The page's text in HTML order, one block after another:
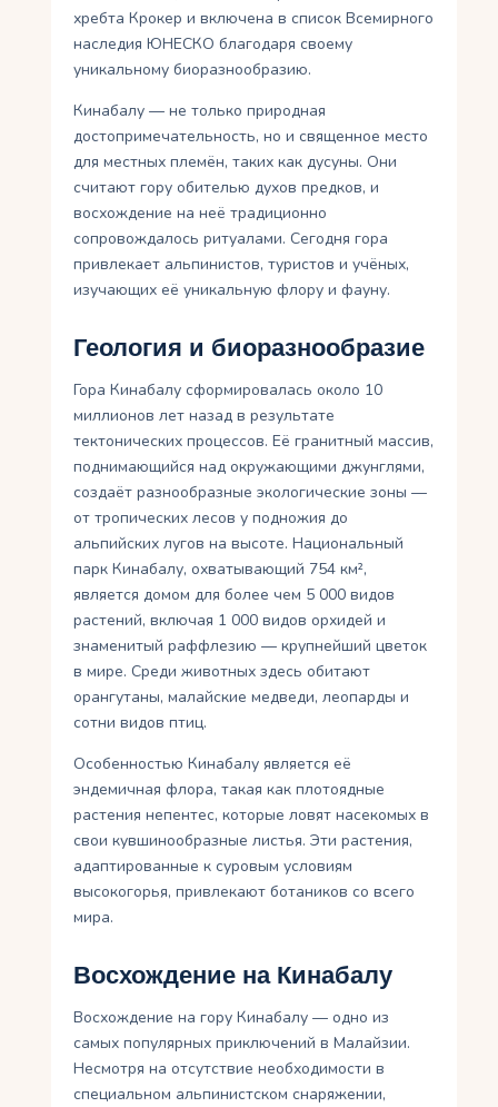
хребта Крокер и включена в список Всемирного
наследия ЮНЕСКО благодаря своему
уникальному биоразнообразию.
Кинабалу — не только природная
достопримечательность, но и священное место
для местных племён, таких как дусуны. Они
считают гору обителью духов предков, и
восхождение на неё традиционно
сопровождалось ритуалами. Сегодня гора
привлекает альпинистов, туристов и учёных,
изучающих её уникальную флору и фауну.
Геология и биоразнообразие
Гора Кинабалу сформировалась около 10
миллионов лет назад в результате
тектонических процессов. Её гранитный массив,
поднимающийся над окружающими джунглями,
создаёт разнообразные экологические зоны —
от тропических лесов у подножия до
альпийских лугов на высоте. Национальный
парк Кинабалу, охватывающий 754 км²,
является домом для более чем 5 000 видов
растений, включая 1 000 видов орхидей и
знаменитый раффлезию — крупнейший цветок
в мире. Среди животных здесь обитают
орангутаны, малайские медведи, леопарды и
сотни видов птиц.
Особенностью Кинабалу является её
эндемичная флора, такая как плотоядные
растения непентес, которые ловят насекомых в
свои кувшинообразные листья. Эти растения,
адаптированные к суровым условиям
высокогорья, привлекают ботаников со всего
мира.
Восхождение на Кинабалу
Восхождение на гору Кинабалу — одно из
самых популярных приключений в Малайзии.
Несмотря на отсутствие необходимости в
специальном альпинистском снаряжении,